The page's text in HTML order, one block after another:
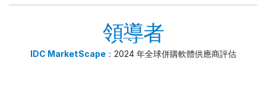
領導者
IDC MarketScape：2024 年全球併購軟體供應商評估